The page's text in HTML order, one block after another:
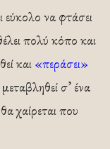
να φτάσει
πολύ κόπο και
και «περάσει»
σ’ ένα
χαίρεται που